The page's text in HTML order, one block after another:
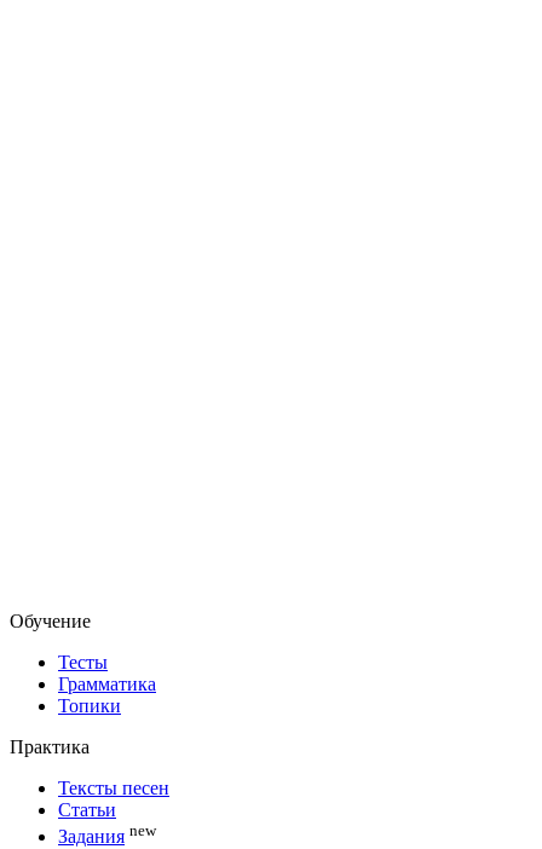
Обучение
Тесты
Грамматика
Топики
Практика
Тексты песен
Статьи
Задания new